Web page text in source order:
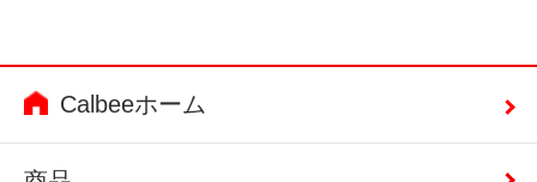
Calbeeホーム